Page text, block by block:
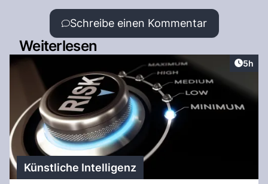
Schreibe einen Kommentar
Weiterlesen
5h
Künstliche Intelligenz